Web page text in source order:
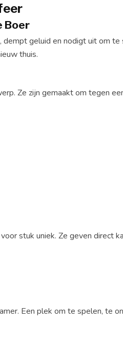
Boer
geluid en nodigt uit om
thuis.
Ze zijn gemaakt om tegen
stuk uniek. Ze geven direct
Een plek om te spelen, te